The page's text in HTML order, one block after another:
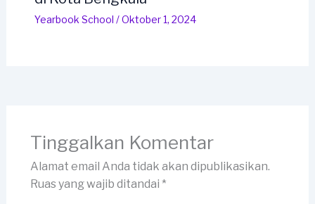
Yearbook School /Oktober 1, 2024
Tinggalkan Komentar
Alamat email Anda tidak akan dipublikasikan.
Ruas yang wajib ditandai *